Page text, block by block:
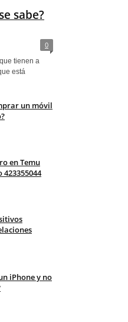
sabe?
0
tienen a
está
un móvil
en Temu
iPhone y no